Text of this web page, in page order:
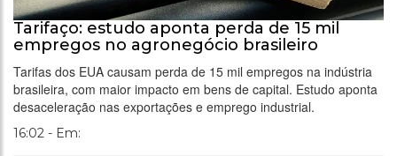
Tarifaço: estudo aponta perda de 15 mil
empregos no agronegócio brasileiro
Tarifas dos EUA causam perda de 15 mil empregos na indústria
brasileira, com maior impacto em bens de capital. Estudo aponta
desaceleração nas exportações e emprego industrial.
16:02 - Em: